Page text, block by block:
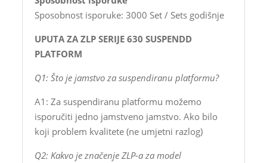
Sposobnost isporuke: 3000 Set / Sets godišnje
UPUTA ZA ZLP SERIJE 630 SUSPENDD
PLATFORM
Q1: Što je jamstvo za suspendiranu platformu?
A1: Za suspendiranu platformu možemo
isporučiti jedno jamstveno jamstvo. Ako bilo
koji problem kvalitete (ne umjetni razlog)
Q2: Kakvo je značenje ZLP-a za model